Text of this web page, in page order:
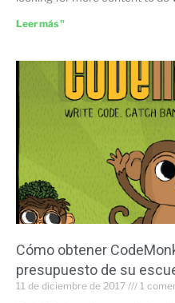
Leer más "
Cómo obtener
presupuesto de su
11 de diciembre de 2017 1